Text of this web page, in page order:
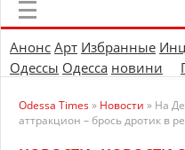
Анонс Арт Избранные
Одессы Одесса новини
Odessa Times» Новости » На
аттракцион – брось дротик в